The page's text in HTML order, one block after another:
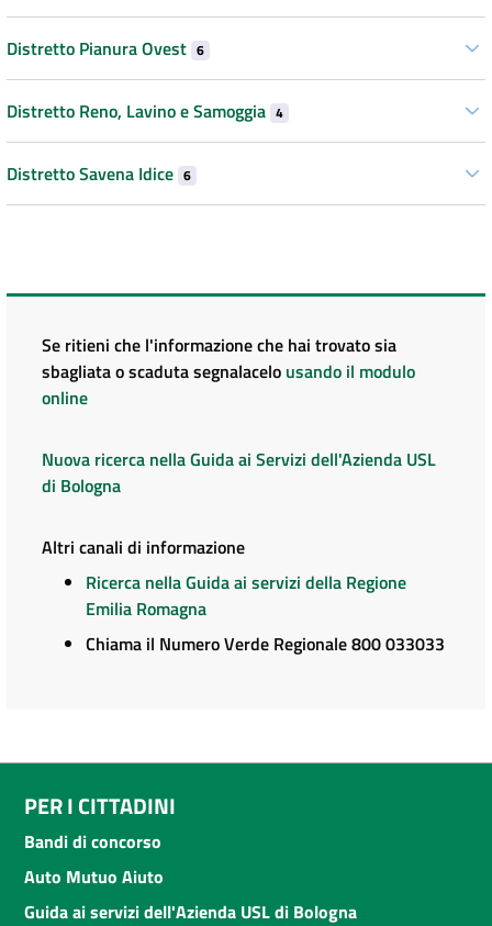
Distretto Pianura Ovest 6
Distretto Reno, Lavino e Samoggia 4
Distretto Savena Idice 6
Se ritieni che l'informazione che hai trovato sia
sbagliata o scaduta segnalacelo usando il modulo
online
Nuova ricerca nella Guida ai Servizi dell'Azienda USL
di Bologna
Altri canali di informazione
Ricerca nella Guida ai servizi della Regione
Emilia Romagna
Chiama il Numero Verde Regionale 800 033033
PER I CITTADINI
Bandi di concorso
Auto Mutuo Aiuto
Guida ai servizi dell'Azienda USL di Bologna